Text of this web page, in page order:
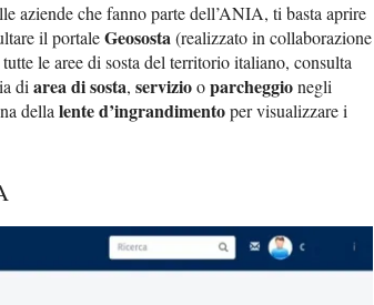
aziende che fanno parte dell’ANIA, ti basta aprire
il portaleGeososta(realizzato in collaborazione
le aree di sosta del territorio italiano, consulta
di area di sosta, serviziooparcheggionegli
della lente d’ingrandimentoper visualizzare i